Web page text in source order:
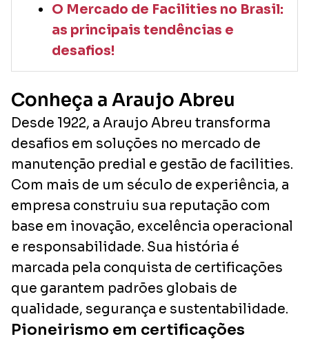
O Mercado de Facilities no Brasil:
as principais tendências e
desafios!
Conheça a Araujo Abreu
Desde 1922, a Araujo Abreu transforma
desafios em soluções no mercado de
manutenção predial e gestão de facilities.
Com mais de um século de experiência, a
empresa construiu sua reputação com
base em inovação, excelência operacional
e responsabilidade. Sua história é
marcada pela conquista de certificações
que garantem padrões globais de
qualidade, segurança e sustentabilidade.
Pioneirismo em certificações